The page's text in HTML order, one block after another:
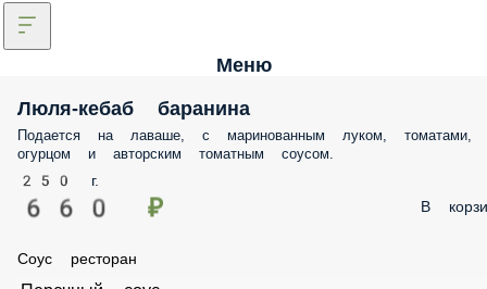
Меню
Люля-кебаб баранина
Подается на лаваше, с маринованным луком, томатами, огурцом и
авторским томатным соусом.
250 г.
660 ₽ В
Соус ресторан